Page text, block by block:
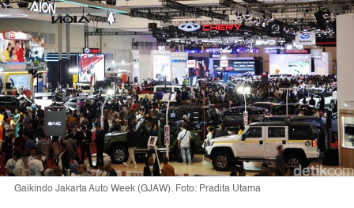
Gaikindo Jakarta Auto Week (GJAW). Foto: Pradita Utama